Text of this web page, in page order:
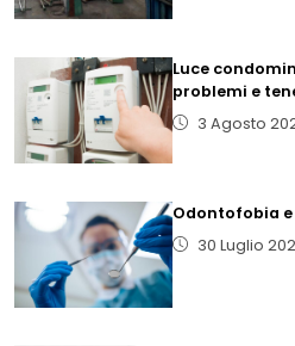
Luce
problemi e
3 Agosto
Odontofobia
30 Luglio